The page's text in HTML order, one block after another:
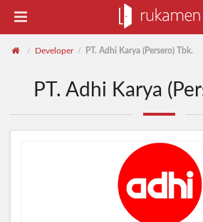
/ Developer / PT. Adhi Karya (Persero) Tbk.
PT. Adhi Karya